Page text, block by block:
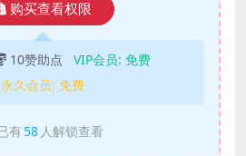
购买查看权限
10赞助点 VIP会员: 免费
永久会员: 免费
有 58 人解锁查看